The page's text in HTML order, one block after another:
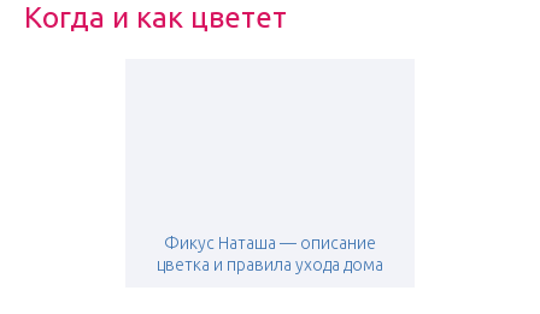
Когда и как цветет
Фикус Наташа — описание
цветка и правила ухода дома